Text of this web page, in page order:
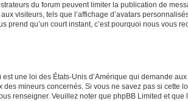
du forum peuvent limiter la publication de
visiteurs, tels que l’affichage d’avatars
prend qu’un court instant, c’est pourquoi nous vous
une loi des États-Unis d’Amérique qui demande
mineurs concernés. Si vous ne savez pas si
renseigner. Veuillez noter que phpBB Limited et